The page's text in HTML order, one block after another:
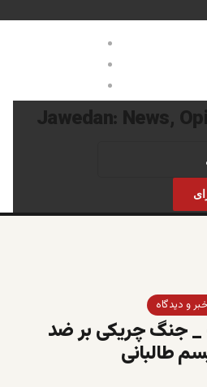
صفحه نخست
و دیدگاه
_ جنگ چریکی بر ضد
طالبانی